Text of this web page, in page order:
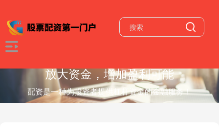
放大资金，增加盈利可能
配资是一种为投资者提供杠杆资金的金融服务！